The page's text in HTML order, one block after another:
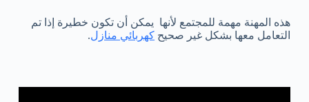
هذه المهنة مهمة للمجتمع لأنها يمكن أن تكون خطيرة إذا تم
التعامل معها بشكل غير صحيح كهربائي منازل.